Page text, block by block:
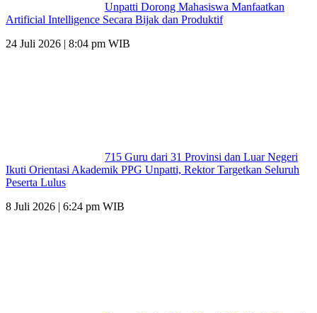
Unpatti Dorong Mahasiswa Manfaatkan
Artificial Intelligence Secara Bijak dan Produktif
24 Juli 2026 | 8:04 pm WIB
715 Guru dari 31 Provinsi dan Luar Negeri
Ikuti Orientasi Akademik PPG Unpatti, Rektor Targetkan Seluruh
Peserta Lulus
8 Juli 2026 | 6:24 pm WIB